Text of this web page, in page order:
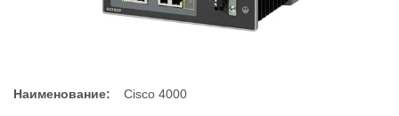
Наименование:
Cisco 4000